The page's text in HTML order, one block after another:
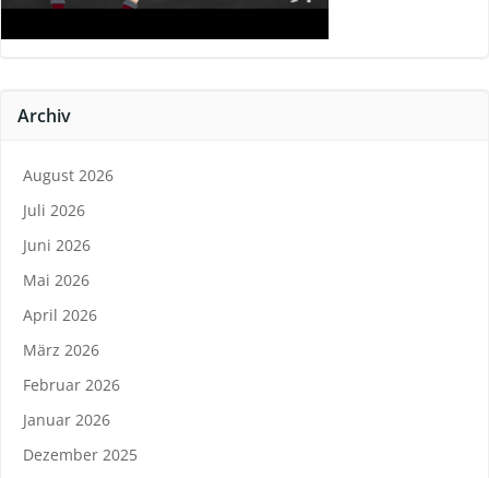
Archiv
August 2026
Juli 2026
Juni 2026
Mai 2026
April 2026
März 2026
Februar 2026
Januar 2026
Dezember 2025